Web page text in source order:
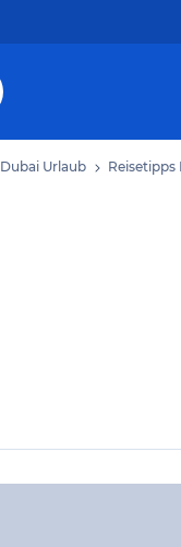
Dubai Urlaub Reisetipps